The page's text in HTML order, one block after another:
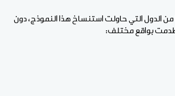
من الدول التي حاولت استنساخ هذا النموذج، دون
بواقع مختلف: